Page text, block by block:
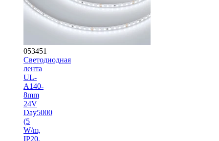
053451
Светодиодная
лента
UL-
A140-
8mm
24V
Day5000
(5
W/m,
IP20,